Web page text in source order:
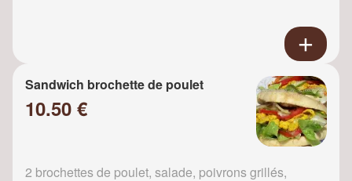
Sandwich brochette de poulet
10.50 €
2 brochettes de poulet, salade, poivrons grillés,